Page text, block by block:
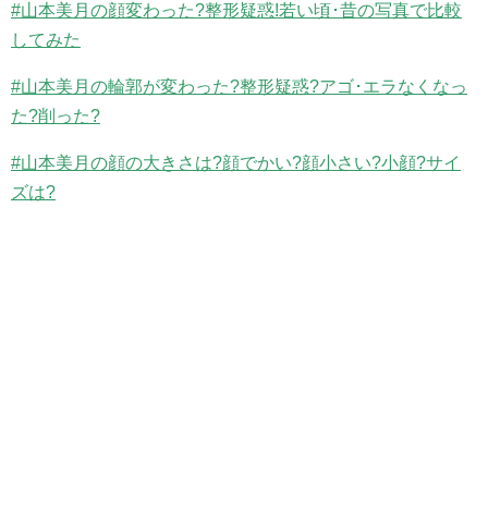
#山本美月の顔変わった?整形疑惑!若い頃･昔の写真で比較
してみた
#山本美月の輪郭が変わった?整形疑惑?アゴ･エラなくなっ
た?削った?
#山本美月の顔の大きさは?顔でかい?顔小さい?小顔?サイ
ズは?